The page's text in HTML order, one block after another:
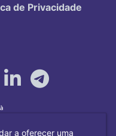
de Privacidade
a oferecer uma